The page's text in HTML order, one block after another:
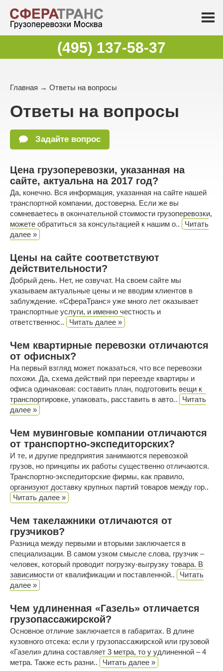
(495) 137-58-37
Главная → Ответы на вопросы
Ответы на вопросы
Задайте вопрос
Цена грузоперевозки, указанная на
сайте, актуальна на 2017 год?
Да, конечно. Вся информация, указанная на сайте нашей
транспортной компании, достоверна. Если же вы
сомневаетесь в окончательной стоимости грузоперевозки,
можете обратиться за консультацией к нашим о..
Читать
далее »
Цены на сайте соответствуют
действительности?
Добрый день. Нет, не озвучат. На своем сайте мы
указываем актуальные цены и не вводим клиентов в
заблуждение. «СфераТранс» уже много лет оказывает
транспортные услуги, и именно честность и
ответственнос..
Читать далее »
Чем квартирные перевозки отличаются
от офисных?
На первый взгляд может показаться, что все перевозки
похожи. Да, схема действий при переезде квартиры и
офиса одинаковая: составить план, подготовить вещи к
транспортировке, упаковать, расставить в авто..
Читать
далее »
Чем мувинговые компании отличаются
от транспортно-экспедиторских?
И те, и другие предприятия занимаются перевозкой
грузов, но принципы их работы существенно отличаются.
Транспортно-экспедиторские фирмы, как правило,
организуют доставку крупных партий товаров между гор..
Читать далее »
Чем такелажники отличаются от
грузчиков?
Разница между первыми и вторыми заключается в
специализации. В самом узком смысле слова, грузчик –
человек, который проводит погрузку-выгрузку товара. В
зависимости от квалификации и поставленной..
Читать
далее »
Чем удлиненная «Газель» отличается
грузопассажирской?
Основное отличие заключается в габаритах. В длине
кузовного отсека: если у грузопассажирской или грузовой
«Газели» длина составляет 3 метра, то у удлиненной – 4
метра. Также есть разни..
Читать далее »